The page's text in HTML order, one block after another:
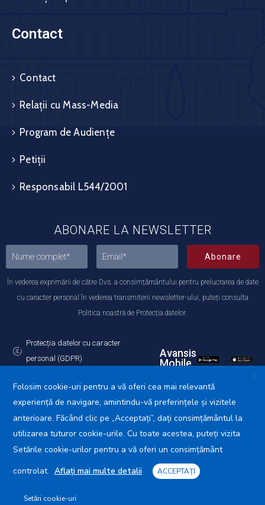
Contact
Contact
Relații cu Mass-Media
Program de Audiențe
Petiții
Responsabil L544/2001
ABONARE LA NEWSLETTER
Abonare
În vederea exprimării de către Dvs. a consimțământului pentru prelucrarea de date
cu caracter personal în vederea transmiterii newsletter-ului, puteți consulta
Politica noastră de Protecția datelor.
Protecția datelor cu caracter
personal (GDPR)
Avansis
Mobile
Primăria Municipiului Călărași © 2025. Toate drepturile
X
Folosim cookie-uri pentru a vă oferi cea mai relevantă
experiență de navigare, amintindu-vă preferințele și vizitele
anterioare. Făcând clic pe „Acceptați”, dați consimțământul la
utilizarea tuturor cookie-urile. Cu toate acestea, puteți vizita
Setările cookie-urilor pentru a vă oferi un consimțământ
controlat. Aflați mai multe detalii ACCEPTAȚI
Setări cookie-uri